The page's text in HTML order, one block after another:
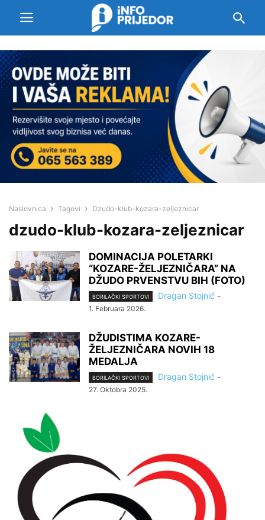
Naslovnica Tagovi Dzudo-klub-kozara-zeljeznicar
dzudo-klub-kozara-zeljeznicar
DOMINACIJA POLETARKI
“KOZARE-ŽELJEZNIČARA” NA
DŽUDO PRVENSTVU BIH (FOTO)
BORILAČKI SPORTOVI Dragan Stojnić -
1. Februara 2026.
DŽUDISTIMA KOZARE-
ŽELJEZNIČARA NOVIH 18
MEDALJA
BORILAČKI SPORTOVI Dragan Stojnić -
27. Oktobra 2025.